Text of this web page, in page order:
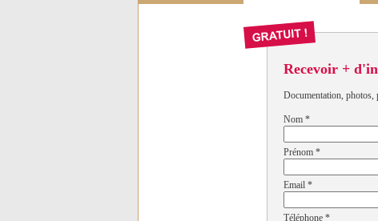
Recevoir +
Documentation, photos,
Nom *
Prénom *
Email *
Téléphone *